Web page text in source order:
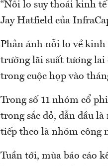
“Nỗi lo suy thoái kinh
Jay Hatfield của
Phản ánh nỗi lo về kinh
trường lãi suất tương lai
trong cuộc họp vào
Trong số 11 nhóm cổ
trong sắc đỏ, dẫn đầu
tiếp theo là nhóm công
Tuần tới, mùa báo cáo